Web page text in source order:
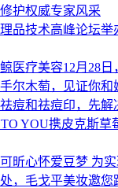
护权威专家风采
品技术高峰论坛
医疗美容12月28
尔木萄，见证你和
痘和祛痘印，先解
YOU携皮克斯草
昕心怀爱豆梦 为
，毛戈平美妆邀您